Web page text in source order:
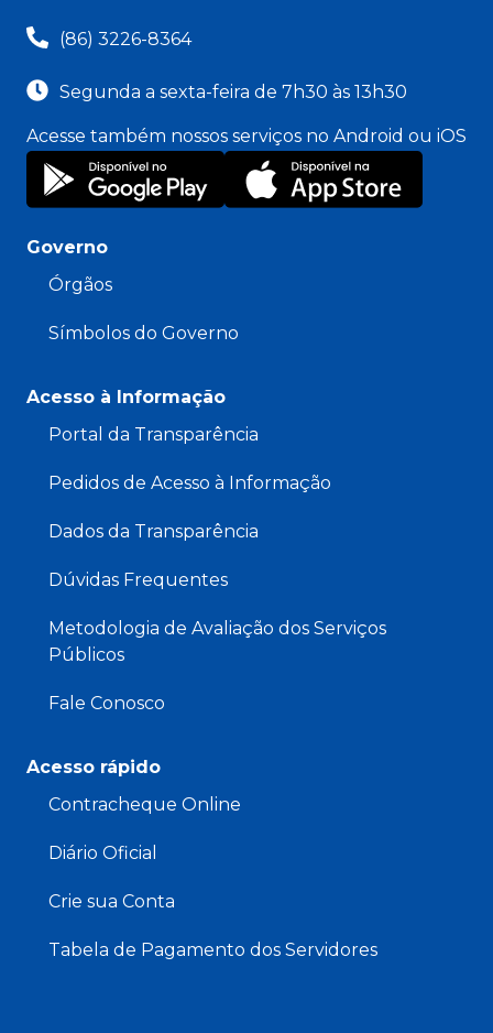
(86) 3226-8364
Segunda a sexta-feira de 7h30 às 13h30
Acesse também nossos serviços no Android ou iOS
Governo
Órgãos
Símbolos do Governo
Acesso à Informação
Portal da Transparência
Pedidos de Acesso à Informação
Dados da Transparência
Dúvidas Frequentes
Metodologia de Avaliação dos Serviços
Públicos
Fale Conosco
Acesso rápido
Contracheque Online
Diário Oficial
Crie sua Conta
Tabela de Pagamento dos Servidores